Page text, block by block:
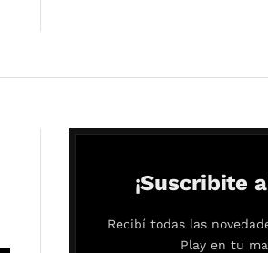
¡Suscribite
Recibí todas las
Play en tu